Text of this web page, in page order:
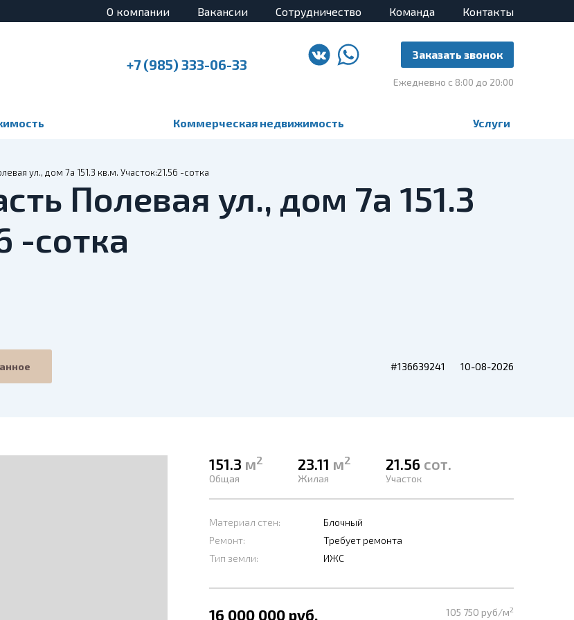
О компании Вакансии Сотрудничество Команда Контакты
+7 (985) 333-06-33
Заказать звонок
Ежедневно с 8:00 до 20:00
Коммерческая недвижимость Услуги
ул., дом 7а 151.3 кв.м. Участок:21.56 -сотка
Полевая ул., дом 7а 151.3
-сотка
#136639241 10-08-2026
151.3 м2
Общая
23.11 м2
Жилая
21.56 сот.
Участок
Материал стен:
Блочный
Ремонт:
Требует ремонта
Тип земли:
ИЖС
16 000 000 руб. 105 750 руб/м2